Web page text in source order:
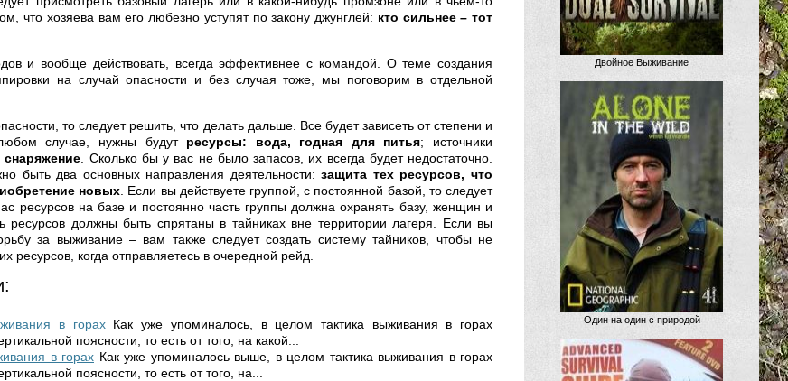
что хозяева вам его любезно уступят по закону джунглей: кто сильнее – тот
и вообще действовать, всегда эффективнее с командой. О теме создания
на случай опасности и без случая тоже, мы поговорим в отдельной
то следует решить, что делать дальше. Все будет зависеть от степени и
случае, нужны будут ресурсы: вода, годная для питья; источники
. Сколько бы у вас не было запасов, их всегда будет недостаточно.
быть два основных направления деятельности:защита тех ресурсов, что
новых . Если вы действуете группой, с постоянной базой, то следует
ресурсов на базе и постоянно часть группы должна охранять базу, женщин и
ресурсов должны быть спрятаны в тайниках вне территории лагеря. Если вы
за выживание – вам также следует создать систему тайников, чтобы не
ресурсов, когда отправляетесь в очередной рейд.
в горах Как уже упоминалось, в целом тактика выживания в горах
поясности, то есть от того, на какой...
в горах Как уже упоминалось выше, в целом тактика выживания в горах
поясности, то есть от того, на...
Двойное Выживание
Один на один с природой